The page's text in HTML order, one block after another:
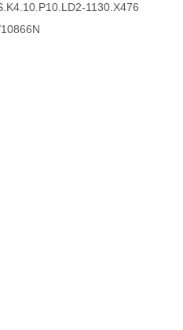
1130.X476